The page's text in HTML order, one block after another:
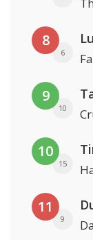
8
6
9
10
10
15
11
9